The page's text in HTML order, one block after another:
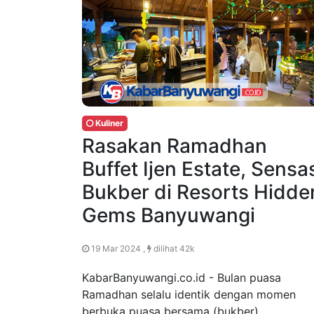
Kuliner
Rasakan Ramadhan
Buffet Ijen Estate,
Bukber di Resorts
Gems Banyuwangi
19 Mar 2024 , dilihat 42k
KabarBanyuwangi.co.id - Bulan puasa
Ramadhan selalu identik dengan momen